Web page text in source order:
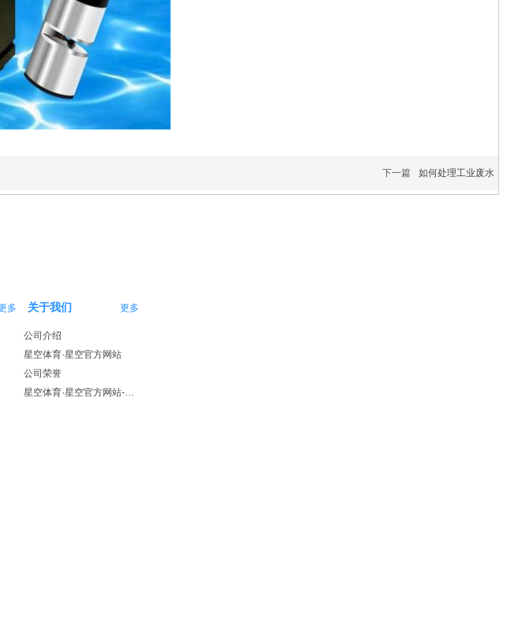
下一篇 如何处理工业废水
多 关于我们 更多
公司介绍
星空体育·星空官方网站
公司荣誉
星空体育·星空官方网站-星空体育（中国）